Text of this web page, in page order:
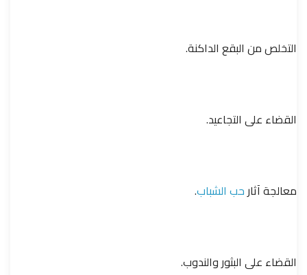
التخلص من البقع الداكنة.
القضاء على التجاعيد.
معالجة آثارحب الشباب.
القضاء على البثور والندوب.